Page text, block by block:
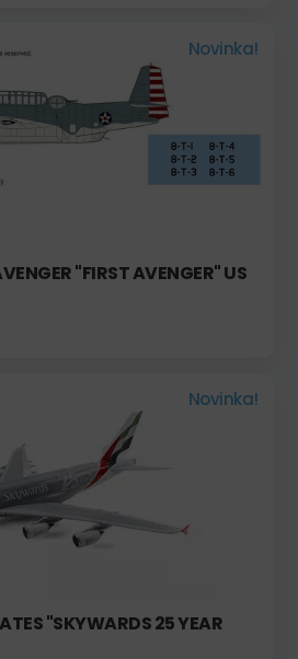
Novinka!
"FIRST AVENGER" US
Novinka!
"SKYWARDS 25 YEAR